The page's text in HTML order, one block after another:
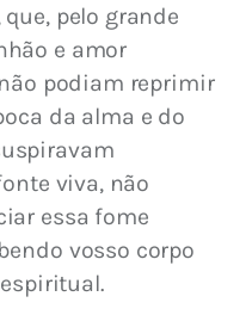
pelo grande
e amor
podiam reprimir
da alma e do
viva, não
essa fome
vosso corpo